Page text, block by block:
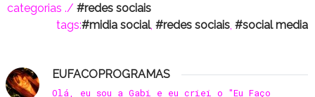
categorias ./
redes sociais
tags:
midia social, redes sociais, social media
EUFACOPROGRAMAS
Olá, eu sou a Gabi e eu criei o "Eu Faço